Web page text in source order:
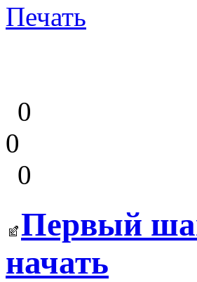
Печать
0
0
0
Первый
начать